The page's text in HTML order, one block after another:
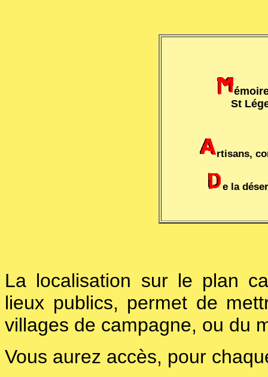
St
rtisans,
e la
La localisation sur le plan
lieux publics, permet de
villages de campagne, ou du
Vous aurez accès, pour